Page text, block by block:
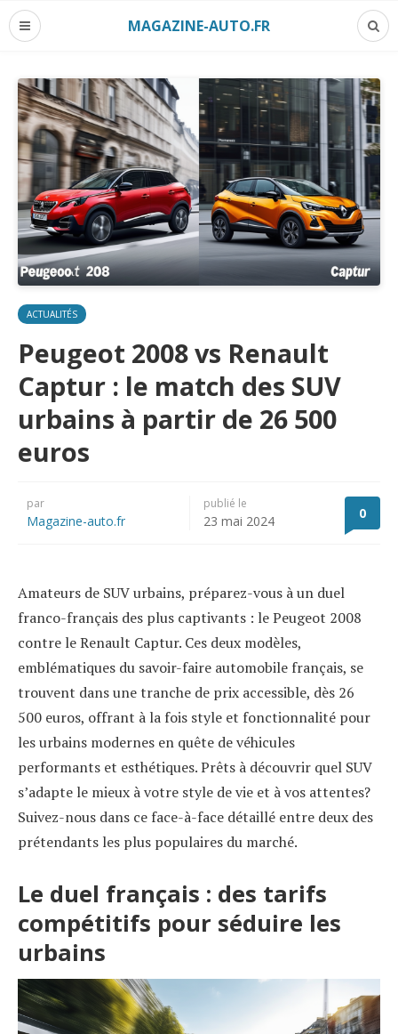
MAGAZINE-AUTO.FR
ACTUALITÉS
Peugeot 2008 vs Renault
Captur : le match des SUV
urbains à partir de 26 500
euros
par
Magazine-auto.fr
publié le
23 mai 2024 0
Amateurs de SUV urbains, préparez-vous à un duel
franco-français des plus captivants : le Peugeot 2008
contre le Renault Captur. Ces deux modèles,
emblématiques du savoir-faire automobile français, se
trouvent dans une tranche de prix accessible, dès 26
500 euros, offrant à la fois style et fonctionnalité pour
les urbains modernes en quête de véhicules
performants et esthétiques. Prêts à découvrir quel SUV
s’adapte le mieux à votre style de vie et à vos attentes?
Suivez-nous dans ce face-à-face détaillé entre deux des
prétendants les plus populaires du marché.
Le duel français : des tarifs
compétitifs pour séduire les
urbains